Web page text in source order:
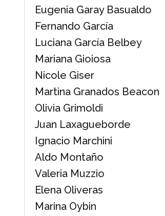
Eugenia Garay Basualdo
Fernando García
Luciana García Belbey
Mariana Gioiosa
Nicole Giser
Martina Granados Beacon
Olivia Grimoldi
Juan Laxagueborde
Ignacio Marchini
Aldo Montaño
Valeria Muzzio
Elena Oliveras
Marina Oybin